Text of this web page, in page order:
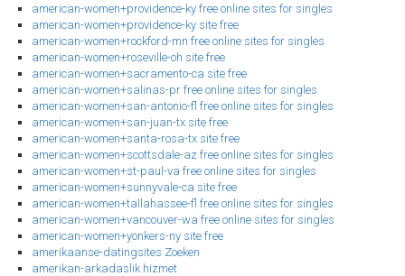
american-women+providence-ky free online sites for singles
american-women+providence-ky site free
american-women+rockford-mn free online sites for singles
american-women+roseville-oh site free
american-women+sacramento-ca site free
american-women+salinas-pr free online sites for singles
american-women+san-antonio-fl free online sites for singles
american-women+san-juan-tx site free
american-women+santa-rosa-tx site free
american-women+scottsdale-az free online sites for singles
american-women+st-paul-va free online sites for singles
american-women+sunnyvale-ca site free
american-women+tallahassee-fl free online sites for singles
american-women+vancouver-wa free online sites for singles
american-women+yonkers-ny site free
amerikaanse-datingsites Zoeken
amerikan-arkadaslik hizmet